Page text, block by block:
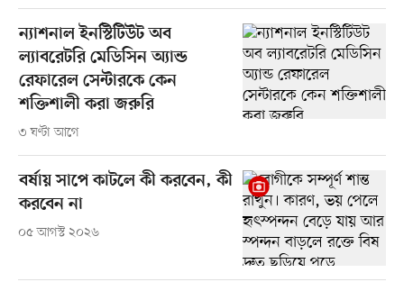
ন্যাশনাল ইনস্টিটিউট অব
ল্যাবরেটরি মেডিসিন অ্যান্ড
রেফারেল সেন্টারকে কেন
শক্তিশালী করা জরুরি
৩ ঘণ্টা আগে
বর্ষায় সাপে কাটলে কী করবেন, কী
করবেন না
০৫ আগস্ট ২০২৬